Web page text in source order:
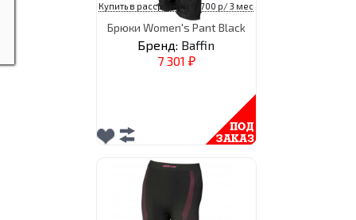
Купить в рассрочку от 2700 р/ 3 мес
Брюки Women's Pant Black
Бренд: Baffin
7 301 ₽